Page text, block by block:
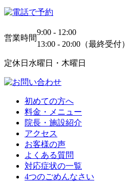
営業時間
9:00 - 12:00
13:00 - 20:00（最終受付）
定休日 水曜日・木曜日
初めての方へ
料金・メニュー
院長・施設紹介
アクセス
お客様の声
よくある質問
対応症状の一覧
4つのごめんなさい